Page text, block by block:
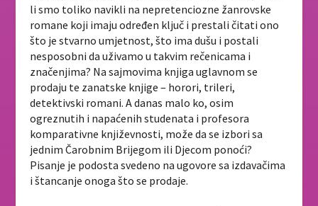
li smo toliko navikli na nepretenciozne žanrovske
romane koji imaju određen ključ i prestali čitati ono
što je stvarno umjetnost, što ima dušu i postali
nesposobni da uživamo u takvim rečenicama i
značenjima? Na sajmovima knjiga uglavnom se
prodaju te zanatske knjige – horori, trileri,
detektivski romani. A danas malo ko, osim
ogreznutih i napaćenih studenata i profesora
komparativne književnosti, može da se izbori sa
jednim Čarobnim Brijegom ili Djecom ponoći?
Pisanje je podosta svedeno na ugovore sa izdavačima
i štancanje onoga što se prodaje.